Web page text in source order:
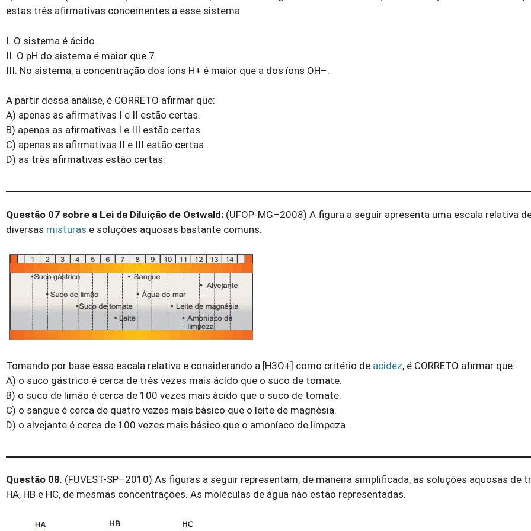
estas três afirmativas concernentes a esse sistema:
I. O sistema é ácido.
II. O pH do sistema é maior que 7.
III. No sistema, a concentração dos íons H+ é maior que a dos íons OH–.
A partir dessa análise, é CORRETO afirmar que:
A) apenas as afirmativas I e II estão certas.
B) apenas as afirmativas I e III estão certas.
C) apenas as afirmativas II e III estão certas.
D) as três afirmativas estão certas.
Questão 07 sobre a Lei da Diluição de Ostwald: (UFOP-MG–2008) A figura a seguir apresenta uma escala relativa
diversas misturas e soluções aquosas bastante comuns.
Tomando por base essa escala relativa e considerando a [H3O+] como critério de acidez, é CORRETO afirmar que:
A) o suco gástrico é cerca de três vezes mais ácido que o suco de tomate.
B) o suco de limão é cerca de 100 vezes mais ácido que o suco de tomate.
C) o sangue é cerca de quatro vezes mais básico que o leite de magnésia.
D) o alvejante é cerca de 100 vezes mais básico que o amoníaco de limpeza.
Questão 08. (FUVEST-SP–2010) As figuras a seguir representam, de maneira simplificada, as soluções aquosas de
HA, HB e HC, de mesmas concentrações. As moléculas de água não estão representadas.